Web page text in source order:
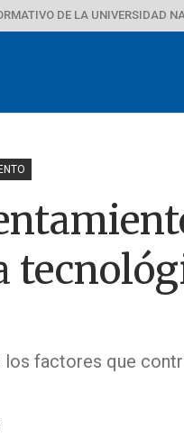
DE LA UNIVERSIDAD
factores que